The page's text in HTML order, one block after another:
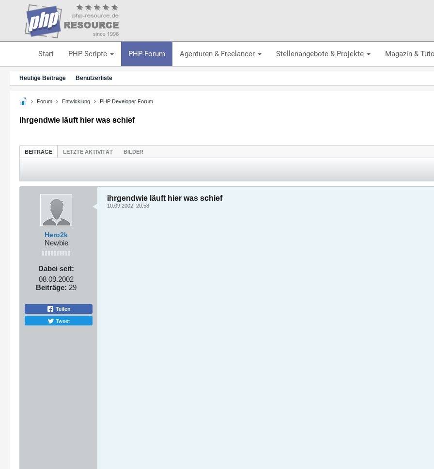
Start PHP Scripte PHP-Forum Agenturen & Freelancer Stellenangebote & Projekte Magazin &
Heutige Beiträge Benutzerliste
Forum Entwicklung PHP Developer Forum
ihrgendwie läuft hier was schief
BEITRÄGE LETZTE AKTIVITÄT BILDER
Hero2k
Newbie
Dabei seit:
08.09.2002
Beiträge: 29
Teilen
Tweet
ihrgendwie läuft hier was schief
10.09.2002, 20:58